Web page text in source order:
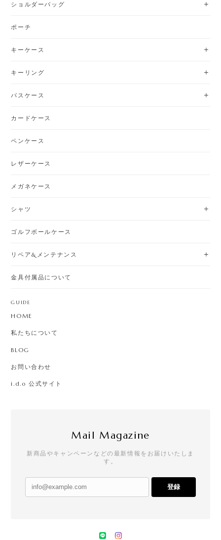
ショルダーバッグ
ポーチ
キーケース
キーリング
パスケース
カードケース
ペンケース
レザーケース
メガネケース
シャツ
ゴルフボールケース
リペア&メンテナンス
金具付属品について
GUIDE
HOME
私たちについて
BLOG
お問い合わせ
i.d.o 公式サイト
Mail Magazine
新商品やキャンペーンなどの最新情報をお届けいたしま
す。
登録